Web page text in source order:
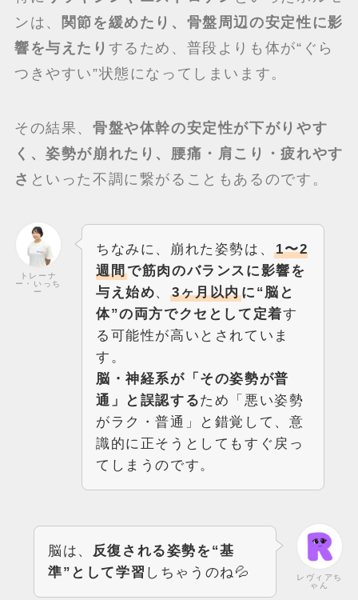
ンは、
関節を緩めたり、骨盤周辺の安定性に影
響を与えたり するため、普段よりも体が“ぐら
つきやすい”状態になってしまいます。
その結果、 骨盤や体幹の安定性が下がりやす
く、姿勢が崩れたり、腰痛・肩こり・疲れやす
さ といった不調に繋がることもあるのです。
トレーナ
ー・いっち
ー
ちなみに、崩れた姿勢は、1〜2
週間で筋肉のバランスに影響を
与え始め、 3ヶ月以内に“脳と
体”の両方でクセとして定着す
る可能性が高いとされていま
す。
脳・神経系が「その姿勢が普
通」と誤認するため「悪い姿勢
がラク・普通」と錯覚して、意
識的に正そうとしてもすぐ戻っ
てしまうのです。
レヴィアち
ゃん
脳は、
反復される姿勢を“基
準”として学習 しちゃうのね💦